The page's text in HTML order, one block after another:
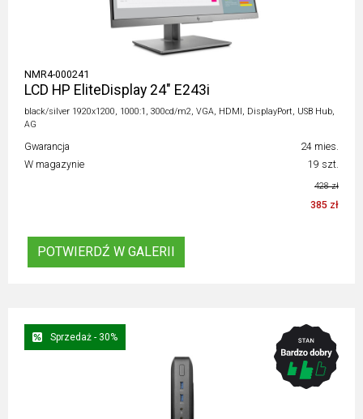
NMR4-000241
LCD HP EliteDisplay 24" E243i
black/silver 1920x1200, 1000:1, 300cd/m2, VGA, HDMI, DisplayPort, USB Hub,
AG
Gwarancja
24 mies.
W magazynie
19 szt.
428 zł
385 zł
POTWIERDŹ W GALERII
Sprzedaż - 30%